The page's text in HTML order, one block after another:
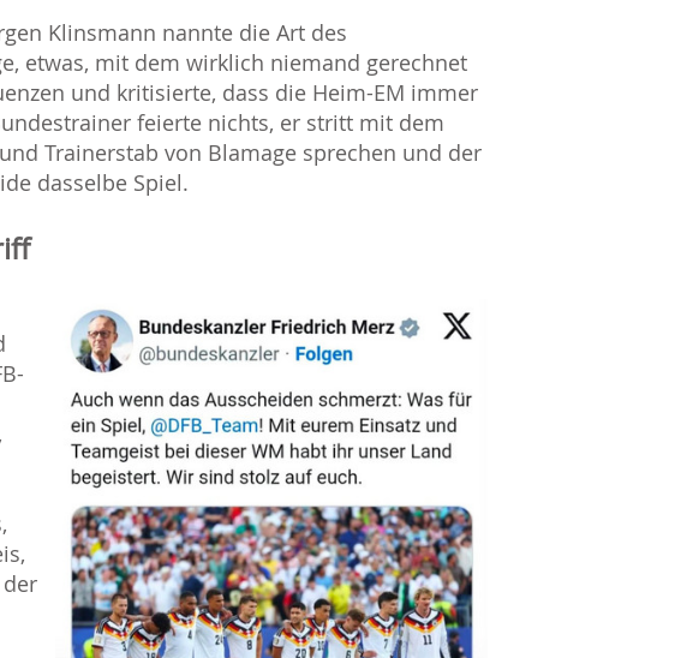
Klinsmann nannte die Art des
etwas, mit dem wirklich niemand gerechnet
und kritisierte, dass die Heim-EM immer
feierte nichts, er stritt mit dem
Trainerstab von Blamage sprechen und der
dasselbe Spiel.